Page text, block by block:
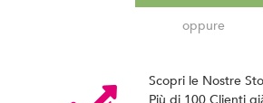
oppure
Scopri le Nostre